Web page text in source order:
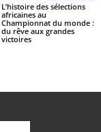
L’histoire des sélections
africaines au
Championnat du monde :
du rêve aux grandes
victoires